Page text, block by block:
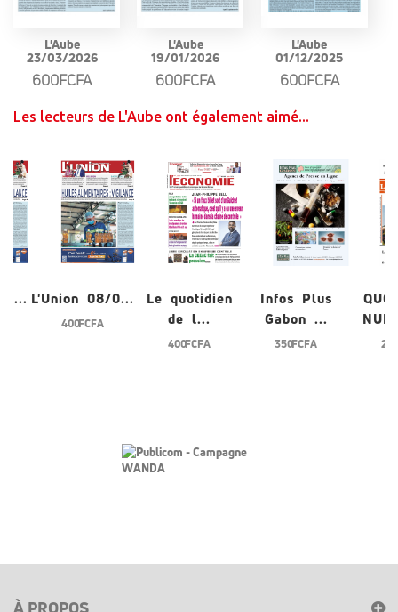
L'Aube
23/03/2026
600FCFA
L'Aube
19/01/2026
600FCFA
L'Aube
01/12/2025
600FCFA
Les lecteurs de L'Aube ont également aimé...
0... L'Union 08/0...
400 FCFA
Le quotidien
de l...
400 FCFA
Infos Plus
Gabon ...
350 FCFA
À PROPOS